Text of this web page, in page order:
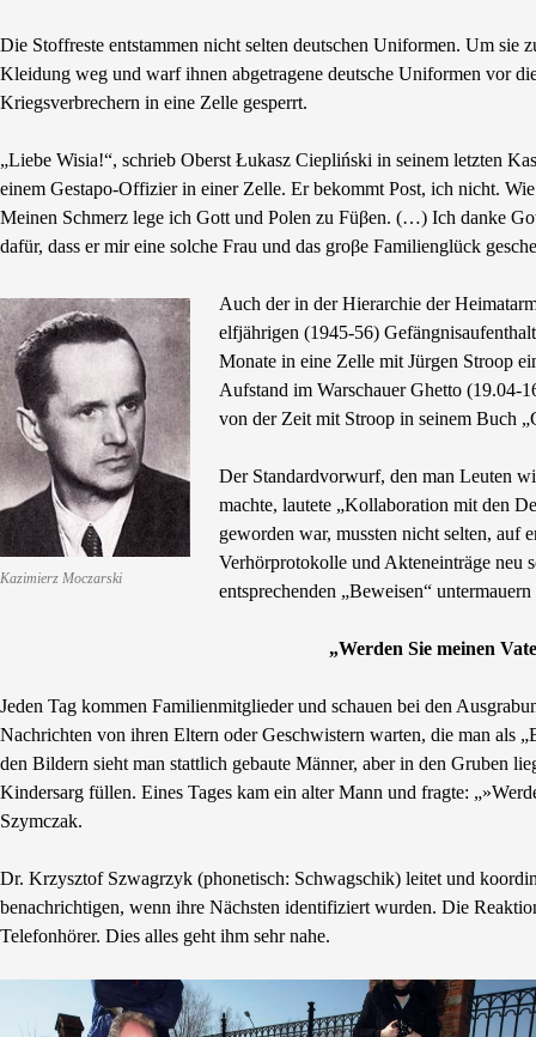
Die Stoffreste entstammen nicht selten deutschen Uniformen. Um sie
Kleidung weg und warf ihnen abgetragene deutsche Uniformen vor
Kriegsverbrechern in eine Zelle gesperrt.
„Liebe Wisia!“, schrieb Oberst Łukasz Ciepliński in seinem letzten
einem Gestapo-Offizier in einer Zelle. Er bekommt Post, ich nicht.
Meinen Schmerz lege ich Gott und Polen zu Füβen. (…) Ich danke
dafür, dass er mir eine solche Frau und das groβe Familienglück
Kazimierz Moczarski
Auch der in der Hierarchie der
elfjährigen (1945-56)
Monate in eine Zelle mit Jürgen Stroop
Aufstand im Warschauer Ghetto (19.04-
von der Zeit mit Stroop in seinem Buch
Der Standardvorwurf, den man Leuten
machte, lautete „Kollaboration mit den
geworden war, mussten nicht selten, auf
Verhörprotokolle und Akteneinträge neu
entsprechenden „Beweisen“
„Werden Sie meinen
Jeden Tag kommen Familienmitglieder und schauen bei den
Nachrichten von ihren Eltern oder Geschwistern warten, die man als
den Bildern sieht man stattlich gebaute Männer, aber in den Gruben
Kindersarg füllen. Eines Tages kam ein alter Mann und fragte:
Szymczak.
Dr. Krzysztof Szwagrzyk (phonetisch: Schwagschik) leitet und
benachrichtigen, wenn ihre Nächsten identifiziert wurden. Die
Telefonhörer. Dies alles geht ihm sehr nahe.